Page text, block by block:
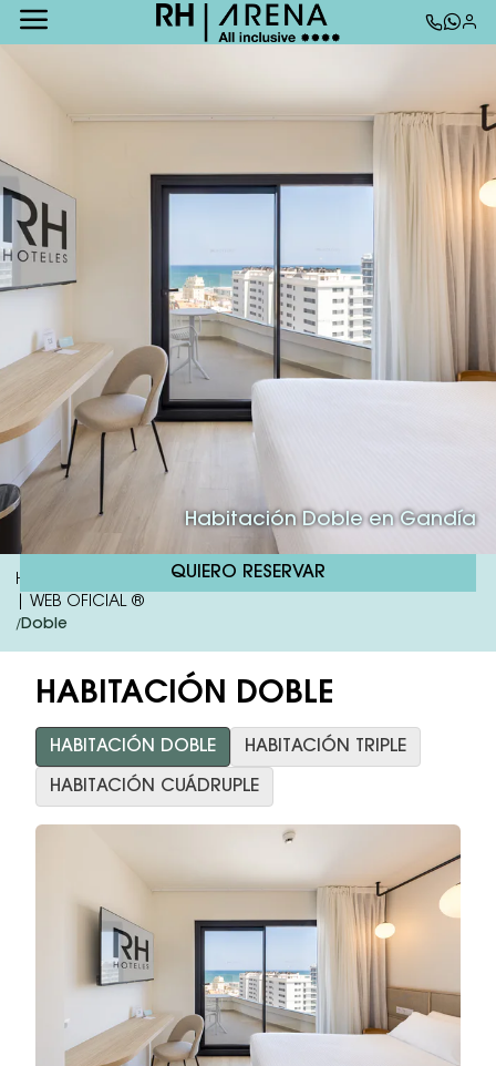
Habitación Doble en Gandía
QUIERO RESERVAR
Hotel RH Arena | Hotel 4 Estrellas Todo Incluído En Gandía
| WEB OFICIAL ®
/Doble
HABITACIÓN DOBLE
HABITACIÓN DOBLE HABITACIÓN TRIPLE
HABITACIÓN CUÁDRUPLE